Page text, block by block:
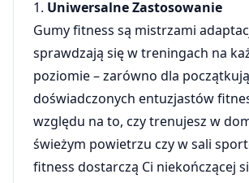
1. Uniwersalne Zastosowanie
Gumy fitness są mistrzami
sprawdzają się w treningach na
poziomie – zarówno dla
doświadczonych entuzjastów
względu na to, czy trenujesz w
świeżym powietrzu czy w sali
fitness dostarczą Ci niekończącej